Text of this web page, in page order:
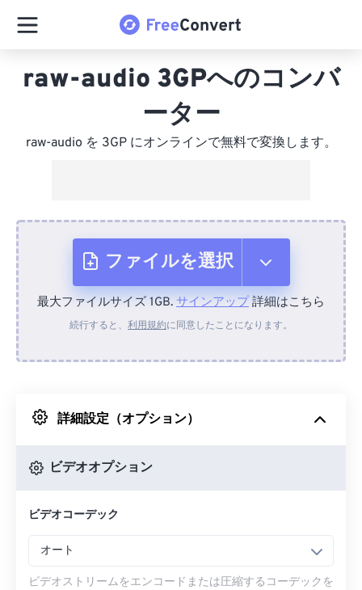
raw-audio 3GPへのコンバ
ーター
raw-audio を 3GP にオンラインで無料で変換します。
ファイルを選択
デバイスから
Googleドライブから
最大ファイルサイズ 1GB. サインアップ詳細はこちら
続行すると、 利用規約に同意したことになります。
詳細設定（オプション）
ビデオオプション
ビデオコーデック
オート
ビデオストリームをエンコードまたは圧縮するコーデックを